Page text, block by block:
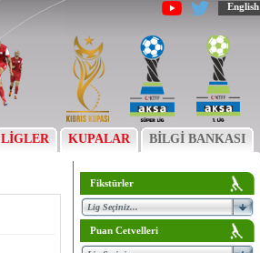
English
LİGLER KUPALAR BİLGİ BANKASI
Fikstürler
Puan Cetvelleri